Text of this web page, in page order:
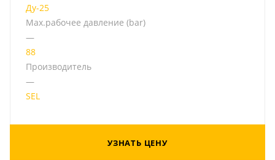
Ду-25
Мах.рабочее давление (bar)
—
88
Производитель
—
SEL
УЗНАТЬ ЦЕНУ